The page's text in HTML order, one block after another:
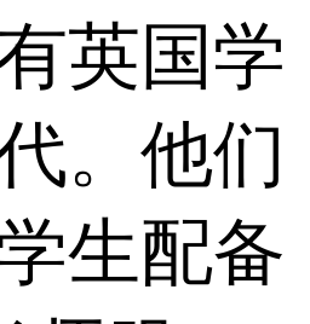
英国学
。他们
生配备